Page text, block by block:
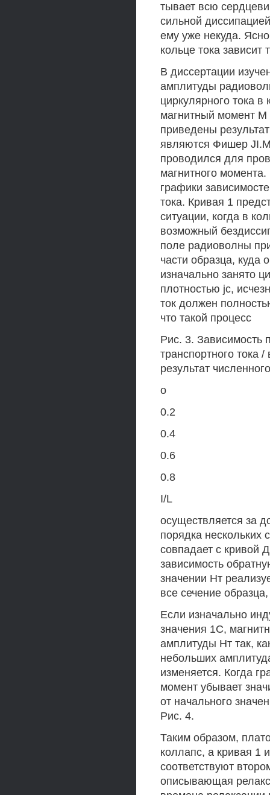
тывает всю
сильной
ему уже некуда.
кольце тока зависит
В диссертации
амплитуды
циркулярного тока
магнитный момент М
приведены
являются Фишер
проводился для
магнитного
графики
тока. Кривая 1
ситуации, когда в
возможный
поле радиоволны
части образца, куда
изначально занято
плотностью jc,
ток должен
что такой процесс
Рис. 3. Зависимость
транспортного
результат
о
0.2
0.4
0.6
0.8
I/L
осуществляется за
порядка нескольких
совпадает с кривой
зависимость
значении Нт
все сечение
Если изначально
значения 1С,
амплитуды Нт так,
небольших
изменяется. Когда
момент убывает
от начального
Рис. 4.
Таким образом,
коллапс, а кривая 1
соответствуют
описывающая